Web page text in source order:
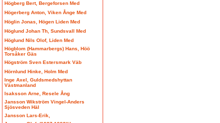
Högberg Bert, Bergeforsen Med
Högerberg Anton, Viken Ånge Med
Höglin Jonas, Högen Liden Med
Höglund Johan Th, Sundsvall Med
Höglund Nils Olof, Liden Med
Högblom (Hammarbergs) Hans, Höö
Torsåker Gäs
Högström Sven Estersmark Väb
Hörnlund Hinke, Holm Med
Inge Axel, Guldsmedshyttan
Västmanland
Isaksson Arne, Resele Ång
Jansson Wikström Vingel-Anders
Sjösveden Häl
Jansson Lars-Erik,